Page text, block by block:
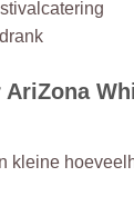
kleine